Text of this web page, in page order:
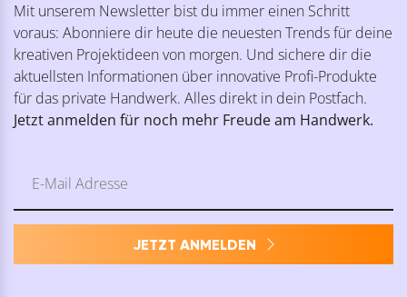
Mit unserem Newsletter bist du immer einen Schritt
voraus: Abonniere dir heute die neuesten Trends für deine
kreativen Projektideen von morgen. Und sichere dir die
aktuellsten Informationen über innovative Profi-Produkte
für das private Handwerk. Alles direkt in dein Postfach.
Jetzt anmelden für noch mehr Freude am Handwerk.
JETZT ANMELDEN